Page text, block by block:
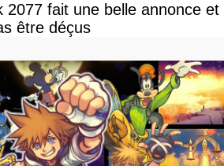
2077 fait une belle annonce et
être déçus